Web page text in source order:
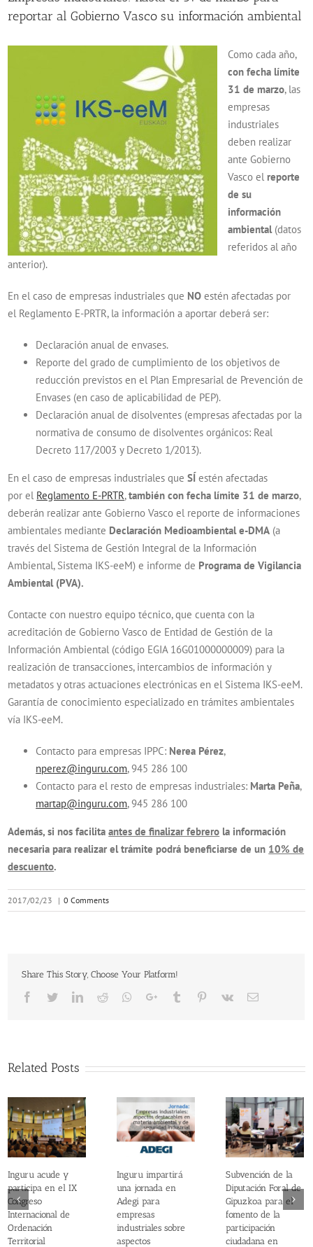
reportar al Gobierno Vasco su información ambiental
Como cada año,
con fecha límite
31 de marzo, las
empresas
industriales
deben realizar
ante Gobierno
Vasco el reporte
de su
información
ambiental(datos
referidos al año
anterior).
En el caso de empresas industriales que NO estén afectadas por
el Reglamento E-PRTR, la información a aportar deberá ser:
Declaración anual de envases.
Reporte del grado de cumplimiento de los objetivos de
reducción previstos en el Plan Empresarial de Prevención de
Envases (en caso de aplicabilidad de PEP).
Declaración anual de disolventes (empresas afectadas por la
normativa de consumo de disolventes orgánicos: Real
Decreto 117/2003 y Decreto 1/2013).
En el caso de empresas industriales queSÍ estén afectadas
por el Reglamento E-PRTR,también con fecha límite 31 de marzo,
deberán realizar ante Gobierno Vasco el reporte de informaciones
ambientales mediante Declaración Medioambiental e-DMA (a
través del Sistema de Gestión Integral de la Información
Ambiental, Sistema IKS-eeM) e informe de Programa de Vigilancia
Ambiental (PVA).
Contacte con nuestro equipo técnico, que cuenta con la
acreditación de Gobierno Vasco de Entidad de Gestión de la
Información Ambiental (código EGIA 16G01000000009) para la
realización de transacciones, intercambios de información y
metadatos y otras actuaciones electrónicas en el Sistema IKS-eeM.
Garantía de conocimiento especializado en trámites ambientales
vía IKS-eeM.
Contacto para empresas IPPC: Nerea Pérez,
nperez@inguru.com, 945 286 100
Contacto para el resto de empresas industriales: Marta Peña,
martap@inguru.com, 945 286 100
Además, si nos facilitaantes de finalizar febrero la información
necesaria para realizar el trámite podrá beneficiarse de un 10% de
descuento.
2017/02/23 | 0 Comments
Share This Story, Choose Your Platform!
Facebook
TwitterLinkedIn
Reddit Whatsapp
Google+Tumblr Pinterest
Vk Email
Related Posts
Inguru acude y
participa en el IX
Congreso
Internacional de
Ordenación
Territorial
Inguru impartirá
una jornada en
Adegi para
empresas
industriales sobre
aspectos
Subvención de la
Diputación Foral de
Gipuzkoa para el
fomento de la
participación
ciudadana en